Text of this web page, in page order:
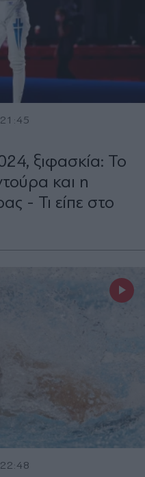
ξιφασκία: Το
και η
- Τι είπε στο